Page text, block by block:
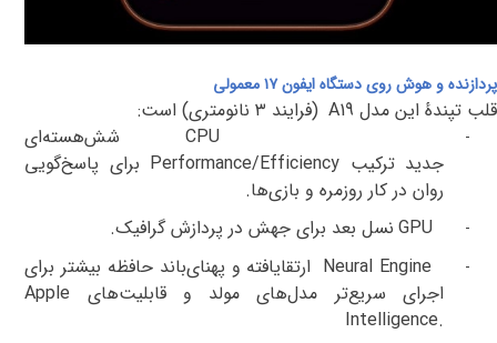
پردازنده و هوش روی‌ دستگاه ایفون ۱۷ معمولی
قلب تپندهٔ این مدل A19 (فرایند ۳ نانومتری) است:
-
CPU
شش‌هسته‌ای
جدید ترکیب Performance/Efficiency برای پاسخ‌گویی
روان در کار روزمره و بازی‌ها.
-
GPU نسل بعد برای جهش در پردازش گرافیک.
-
Neural Engine ارتقایافته و پهنای‌باند حافظه بیشتر برای
اجرای سریع‌تر مدل‌های مولد و قابلیت‌های Apple
Intelligence.